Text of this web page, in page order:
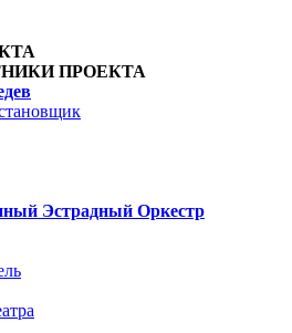
ПРОЕКТА
Эстрадный Оркестр